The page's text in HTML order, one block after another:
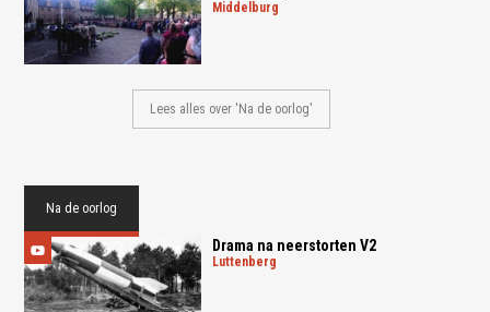
middelburg
Lees alles over 'Na de oorlog'
Na de oorlog
Drama na neerstorten V2
luttenberg